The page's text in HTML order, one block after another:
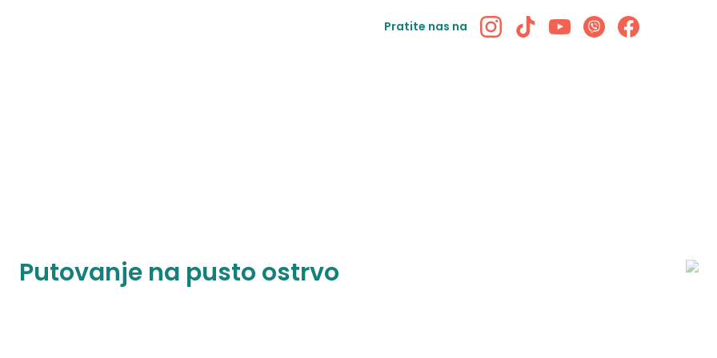
Pratite nas na
Putovanje na pusto ostrvo